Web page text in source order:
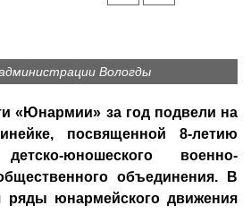
Вологды
«Юнармии» за год подвели на
посвященной 8-летию
детско-юношеского военно-
объединения. В
ряды юнармейского движения